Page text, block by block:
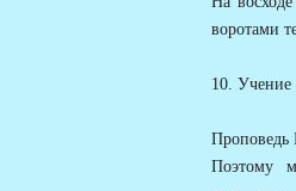
воротами
10. Учение
Проповедь
Поэтому